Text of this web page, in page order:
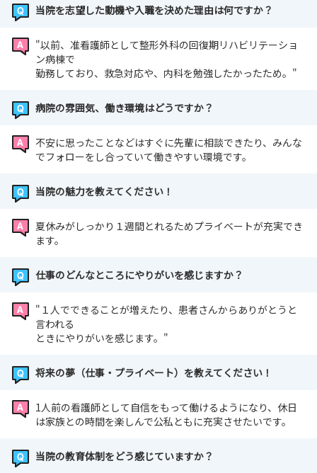
当院を志望した動機や入職を決めた理由は何ですか？
"以前、准看護師として整形外科の回復期リハビリテーショ
ン病棟で
勤務しており、救急対応や、内科を勉強したかったため。"
病院の雰囲気、働き環境はどうですか？
不安に思ったことなどはすぐに先輩に相談できたり、みんな
でフォローをし合っていて働きやすい環境です。
当院の魅力を教えてください！
夏休みがしっかり１週間とれるためプライベートが充実でき
ます。
仕事のどんなところにやりがいを感じますか？
"１人でできることが増えたり、患者さんからありがとうと
言われる
ときにやりがいを感じます。"
将来の夢（仕事・プライベート）を教えてください！
1人前の看護師として自信をもって働けるようになり、休日
は家族との時間を楽しんで公私ともに充実させたいです。
当院の教育体制をどう感じていますか？